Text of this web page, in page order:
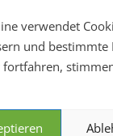
verwendet
und bestimmte
fortfahren,